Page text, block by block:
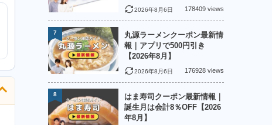
2026年8月6日 178409 views
丸源ラーメンクーポン最新情
報｜アプリで500円引き
【2026年8月】
2026年8月6日 176928 views
7
はま寿司クーポン最新情報｜
誕生月は会計8％OFF【2026
年8月】
8